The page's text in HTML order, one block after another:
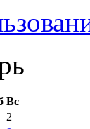
Вс
2